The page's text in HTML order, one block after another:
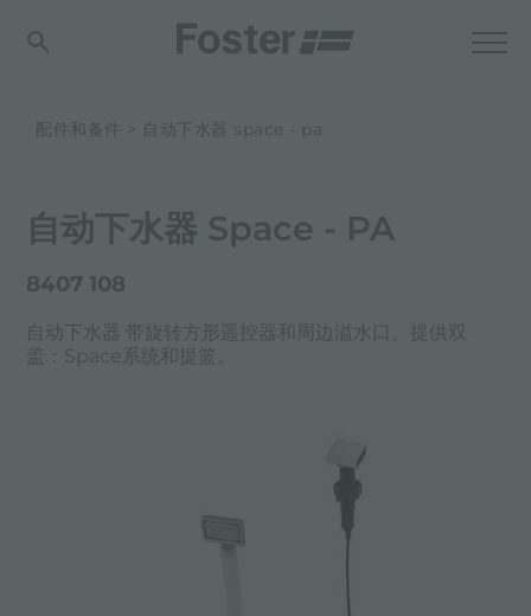
配件和备件 自动下水器 space - pa
自动下水器 Space - PA
8407 108
自动下水器 带旋转方形遥控器和周边溢水口。提供双
盖：Space系统和提篮。